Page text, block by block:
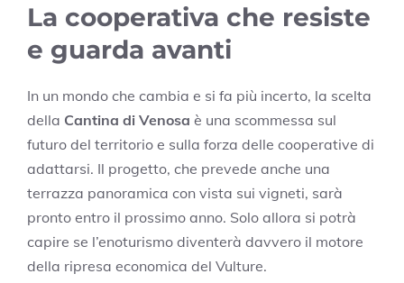
La cooperativa che resiste
e guarda avanti
In un mondo che cambia e si fa più incerto, la scelta
della Cantina di Venosa è una scommessa sul
futuro del territorio e sulla forza delle cooperative di
adattarsi. Il progetto, che prevede anche una
terrazza panoramica con vista sui vigneti, sarà
pronto entro il prossimo anno. Solo allora si potrà
capire se l’enoturismo diventerà davvero il motore
della ripresa economica del Vulture.